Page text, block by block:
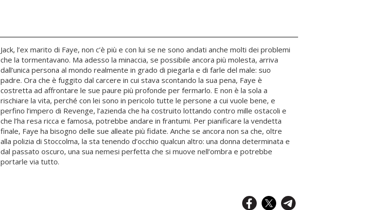
Jack, l’ex marito di Faye, non c’è più e con lui se ne sono andati anche molti dei problemi
che la tormentavano. Ma adesso la minaccia, se possibile ancora più molesta, arriva
dall’unica persona al mondo realmente in grado di piegarla e di farle del male: suo
padre. Ora che è fuggito dal carcere in cui stava scontando la sua pena, Faye è
costretta ad affrontare le sue paure più profonde per fermarlo. E non è la sola a
rischiare la vita, perché con lei sono in pericolo tutte le persone a cui vuole bene, e
perfino l’impero di Revenge, l’azienda che ha costruito lottando contro mille ostacoli e
che l’ha resa ricca e famosa, potrebbe andare in frantumi. Per pianificare la vendetta
finale, Faye ha bisogno delle sue alleate più fidate. Anche se ancora non sa che, oltre
alla polizia di Stoccolma, la sta tenendo d’occhio qualcun altro: una donna determinata e
dal passato oscuro, una sua nemesi perfetta che si muove nell’ombra e potrebbe
portarle via tutto.